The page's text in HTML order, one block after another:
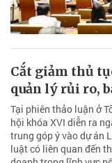
Cắt giảm thủ
quản lý rủi ro,
Tại phiên thảo luận ở
hội khóa XVI diễn ra
trung góp ý vào dự án
luật có liên quan đến